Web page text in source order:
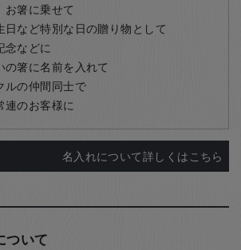
お箸に乗せて
日など特別な日の贈り物として
念などに
の箸に名前を入れて
ルの仲間同士で
連のお客様に
名入れについて詳しくはこちら
ついて